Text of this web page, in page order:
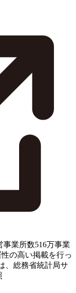
業所数516万事業
の高い掲載を行っ
、総務省統計局サ